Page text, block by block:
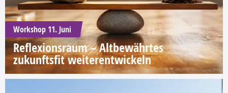
Workshop 11. Juni
Reflexionsraum – Altbewährtes
zukunftsfit weiterentwickeln